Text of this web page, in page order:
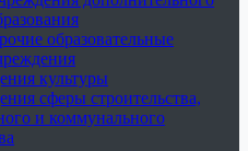
образовательные
культуры
сферы строительства,
и коммунального